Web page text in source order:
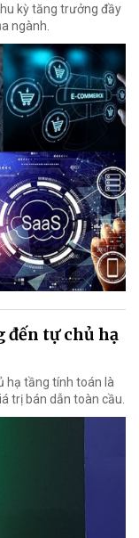
kỳ tăng trưởng đầy
ngành.
đến tự chủ hạ
hạ tầng tính toán là
trị bán dẫn toàn cầu.